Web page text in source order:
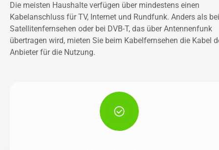
Die meisten Haushalte verfügen über mindestens einen
Kabelanschluss für TV, Internet und Rundfunk. Anders als
Satellitenfernsehen oder bei DVB-T, das über Antennenfunk
übertragen wird, mieten Sie beim Kabelfernsehen die Kabel
Anbieter für die Nutzung.